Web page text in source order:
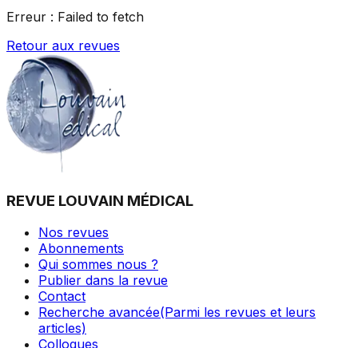
Erreur : Failed to fetch
Retour aux revues
REVUE LOUVAIN MÉDICAL
Nos revues
Abonnements
Qui sommes nous ?
Publier dans la revue
Contact
Recherche avancée(Parmi les revues et leurs
articles)
Colloques